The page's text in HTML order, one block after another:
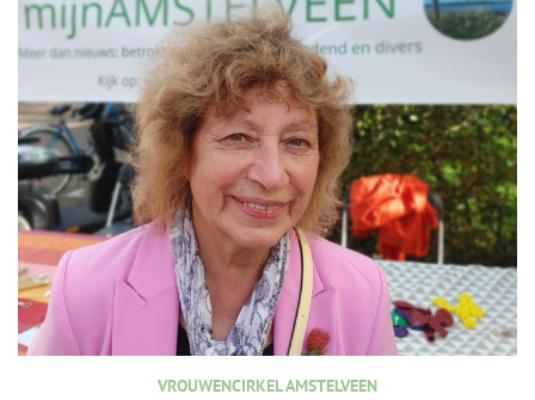
VROUWENCIRKEL AMSTELVEEN